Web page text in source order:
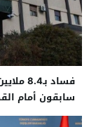
فساد
سابقون أمام